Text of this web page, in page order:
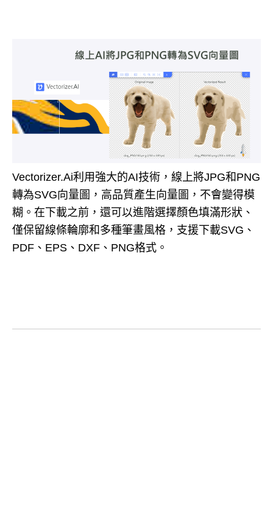
Vectorizer.Ai利用強大的AI技術，線上將JPG和PNG
轉為SVG向量圖，高品質產生向量圖，不會變得模
糊。在下載之前，還可以進階選擇顏色填滿形狀、
僅保留線條輪廓和多種筆畫風格，支援下載SVG、
PDF、EPS、DXF、PNG格式。